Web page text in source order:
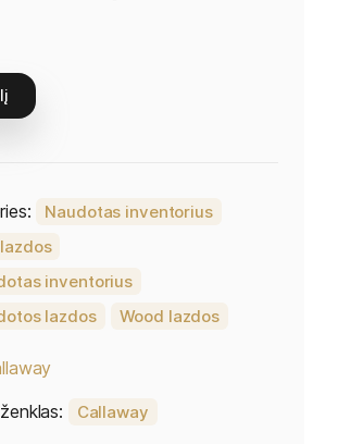
Naudotas inventorius
inventorius
lazdos
Wood lazdos
Callaway